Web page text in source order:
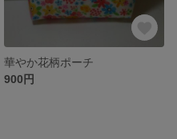
華やか花柄ポーチ
900円